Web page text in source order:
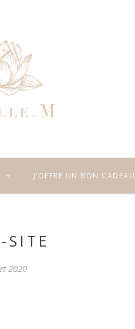
J’OFFRE UN BON CADEAU
SITE
2020